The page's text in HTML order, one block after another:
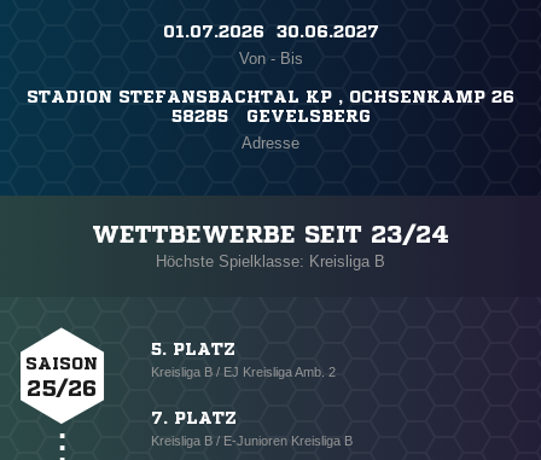
01.07.2026 ​ 30.06.2027
Von - Bis
STADION STEFANSBACHTAL KP , OCHSENKAMP 26
58285 GEVELSBERG
Adresse
WETTBEWERBE SEIT 23/24
Höchste Spielklasse: Kreisliga B
SAISON
25/26
5. PLATZ
Kreisliga B / EJ Kreisliga Amb. 2
7. PLATZ
Kreisliga B / E-Junioren Kreisliga B